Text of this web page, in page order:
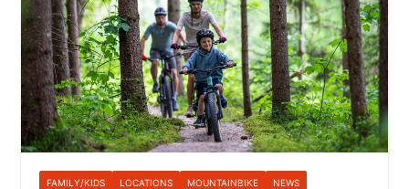
FAMILY/KIDS LOCATIONS MOUNTAINBIKE NEWS